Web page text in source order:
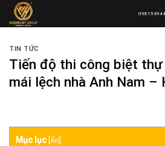
Skip
TIN TỨC
Tiến độ thi công biệt
mái lệch nhà Anh Nam –
Mục lục Ẩn